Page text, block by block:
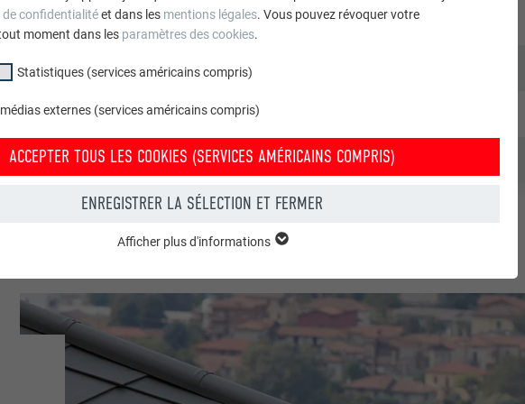
collectifs, Hôtels et gastronomie
confidentialitéet dans les mentions légales. Vous pouvez révoquer votre
moment dans les paramètres des cookies.
Statistiques (services américains compris)
externes (services américains compris)
ACCEPTER TOUS LES COOKIES (SERVICES AMÉRICAINS COMPRIS)
ENREGISTRER LA SÉLECTION ET FERMER
PHPSESSID
PHP
Afficher les informations relatives aux cookies
AMÉRICAINS COMPRIS)
(services américains compris) » nous aident à comprendre comment le site
Afficher plus d'informations